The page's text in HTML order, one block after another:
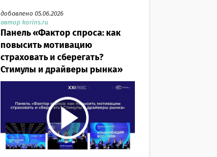
добавлено 05.06.2026
автор korins.ru
Панель «Фактор спроса: как
повысить мотивацию
страховать и сберегать?
Стимулы и драйверы рынка»